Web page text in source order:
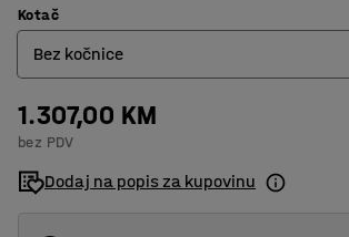
Kotač
Bez kočnice
Bez kočnice
S kočnicom
1.307,00 KM
bez PDV
Dodaj na popis za kupovinu